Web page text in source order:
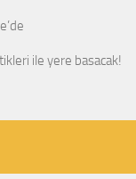
ile yere basacak!